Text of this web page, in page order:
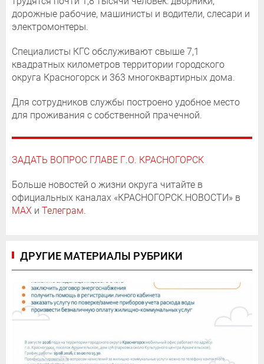
дорожные рабочие, машинисты и водители, слесари и
электромонтеры.
Специалисты КГС обслуживают свыше 7,1
квадратных километров территории городского
округа Красногорск и 363 многоквартирных дома.
Для сотрудников службы построено удобное место
для проживания с собственной прачечной.
ЗАДАТЬ ВОПРОС ГЛАВЕ Г.О. КРАСНОГОРСК
Больше новостей о жизни округа читайте в
официальных каналах «КРАСНОГОРСК.НОВОСТИ» в
MAX и Телеграм.
ДРУГИЕ МАТЕРИАЛЫ РУБРИКИ